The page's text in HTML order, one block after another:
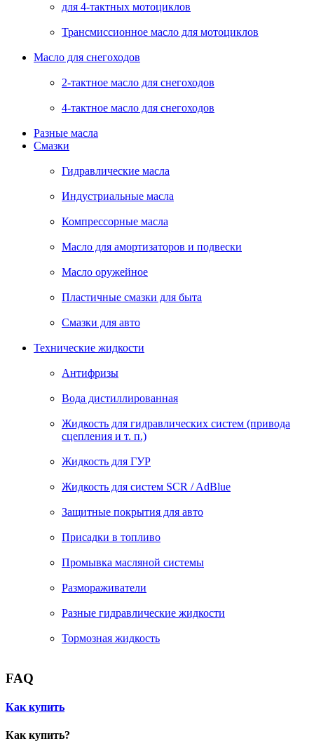
для 4-тактных мотоциклов
Трансмиссионное масло для мотоциклов
Масло для снегоходов
2-тактное масло для снегоходов
4-тактное масло для снегоходов
Разные масла
Смазки
Гидравлические масла
Индустриальные масла
Компрессорные масла
Масло для амортизаторов и подвески
Масло оружейное
Пластичные смазки для быта
Смазки для авто
Технические жидкости
Антифризы
Вода дистиллированная
Жидкость для гидравлических систем (привода
сцепления и т. п.)
Жидкость для ГУР
Жидкость для систем SCR / AdBlue
Защитные покрытия для авто
Присадки в топливо
Промывка масляной системы
Размораживатели
Разные гидравлические жидкости
Тормозная жидкость
FAQ
Как купить
Как купить?